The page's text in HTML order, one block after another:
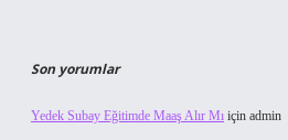
Son yorumlar
Yedek Subay Eğitimde Maaş Alır Mı için admin